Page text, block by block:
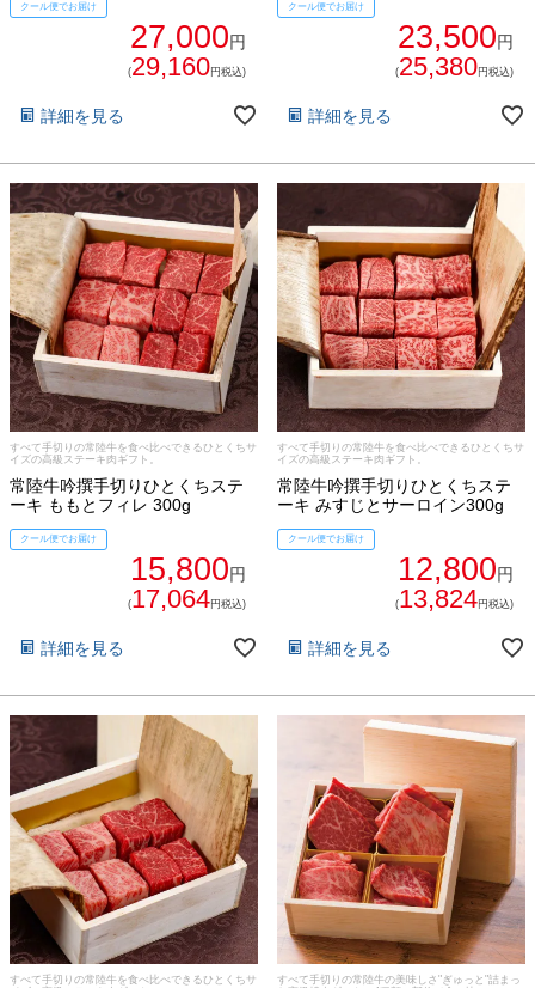
よくある質問
食べ方レシピ
焼き方レシピ
レビュー一覧
ご予算から選ぶ
牛肉部位一覧
ハンバーグ
みそ漬け
レトルトカレー
シャルキュトリー
コーンスープ
目録ギフト
手造りタレ
プレミアムギフト
商品券
ギフトカテゴリー一覧
クール便でお届け
27,000円
(29,160円税込)
詳細を見る
クール便でお届け
23,500円
(25,380円税込)
詳細を見る
すべて手切りの常陸牛を食べ比べできるひとくちサ
イズの高級ステーキ肉ギフト。
常陸牛吟撰手切りひとくちステ
ーキ ももとフィレ 300g
クール便でお届け
15,800円
(17,064円税込)
詳細を見る
すべて手切りの常陸牛を食べ比べできるひとくちサ
イズの高級ステーキ肉ギフト。
常陸牛吟撰手切りひとくちステ
ーキ みすじとサーロイン300g
クール便でお届け
12,800円
(13,824円税込)
詳細を見る
すべて手切りの常陸牛を食べ比べできるひとくちサ
すべて手切りの常陸牛の美味しさ"ぎゅっと"詰まっ